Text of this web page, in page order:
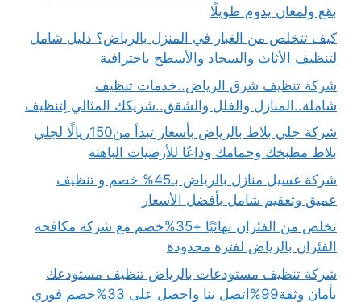
بقع ولمعان يدوم طويلًا
كيف تتخلص من الغبار في المنزل بالرياض؟ دليل شامل
لتنظيف الأثاث والسجاد والأسطح باحترافية
شركة تنظيف شرق الرياض..خدمات تنظيف
شاملة..المنازل والفلل والشقق..شريكك المثالي لِتنظيف
شركة جلي بلاط بالرياض بأسعار تبدأ من150ريالًا لجلي
بلاط مطبخك وحمامك وداعًا للأرضيات الباهتة
شركة غسيل منازل بالرياض بـ45% خصم و تنظيف
عميق وتعقيم شامل بأفضل الأسعار
تخلص من الفئران نهائيًا +35%خصم مع شركة مكافحة
الفئران بالرياض لفترة محدودة
شركة تنظيف مستودعات بالرياض تنظيف مستودعك
بأمان وثقة99%اتصل بنا واحصل على 33%خصم فوري